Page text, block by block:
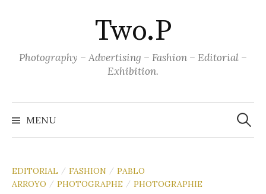
Two.P
Photography – Advertising – Fashion – Editorial –
Exhibition.
MENU
EDITORIAL / FASHION / PABLO
ARROYO
/ PHOTOGRAPHE / PHOTOGRAPHIE